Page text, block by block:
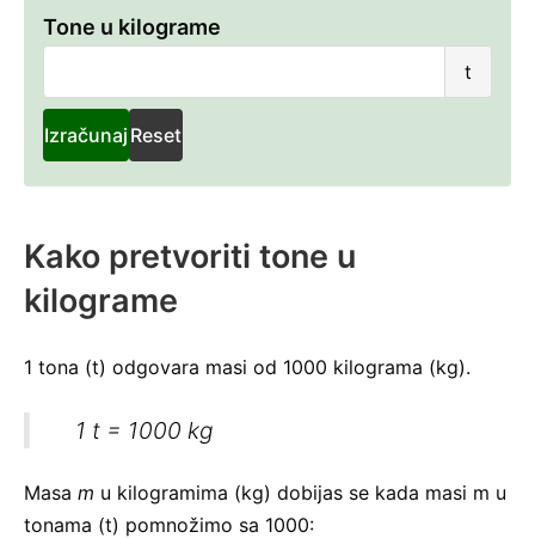
Tone u kilograme
t
u
Izračunaj Reset
Kako pretvoriti tone u
kilograme
1 tona (t) odgovara masi od 1000 kilograma (kg).
1 t = 1000 kg
Masa m u kilogramima (kg) dobijas se kada masi m u
tonama (t) pomnožimo sa 1000: